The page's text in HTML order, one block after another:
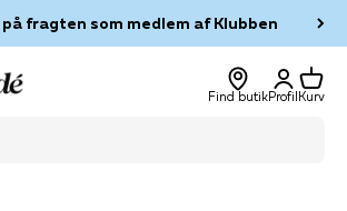
på fragten som medlem af Klubben
Find butik
Log ind
Profil
Kurv
Kurv